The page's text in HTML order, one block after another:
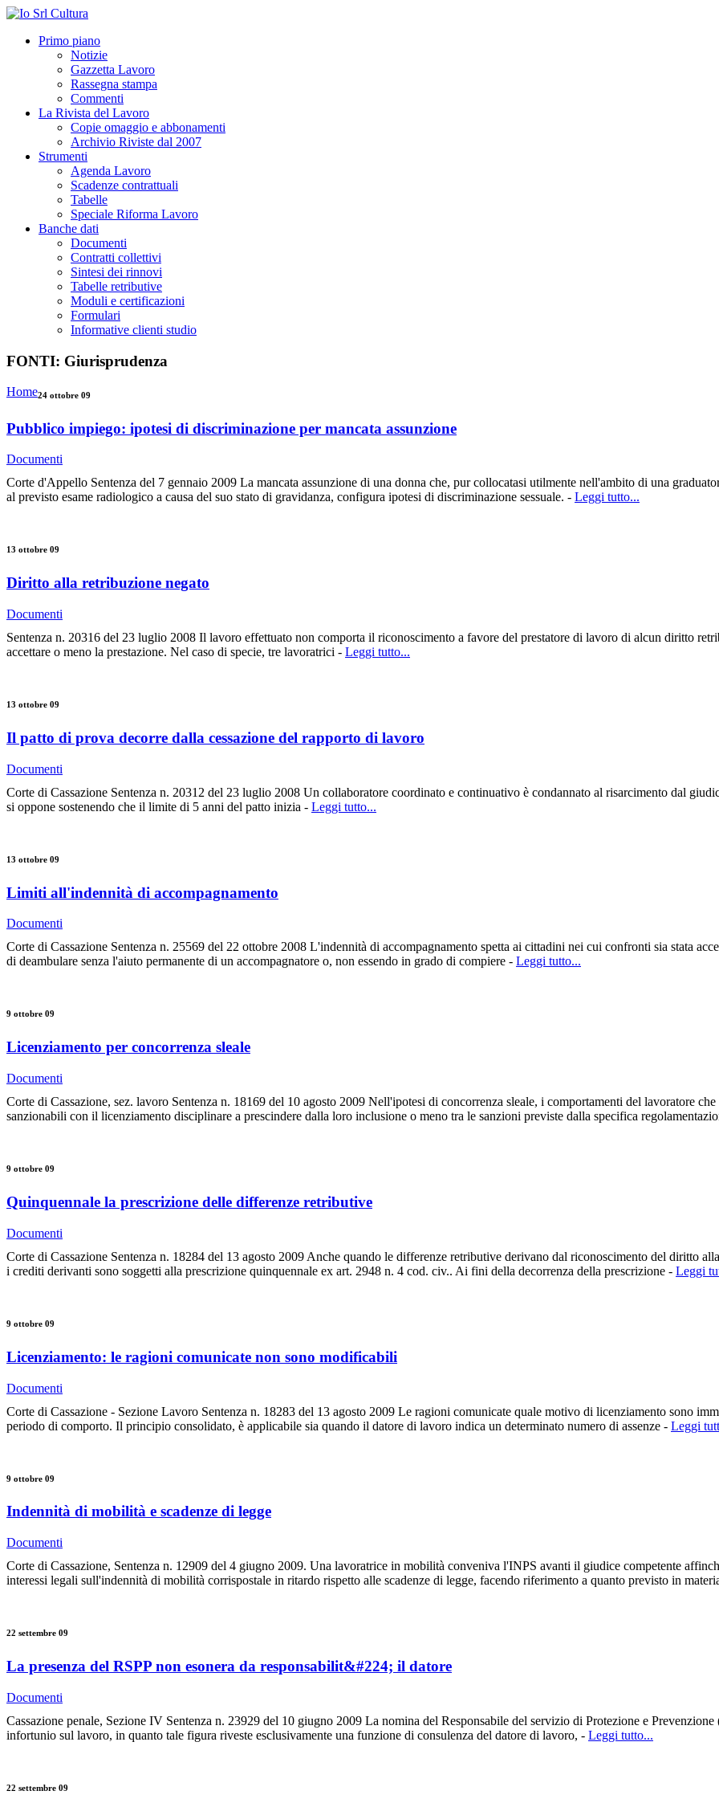
Primo piano
Notizie
Gazzetta Lavoro
Rassegna stampa
Commenti
La Rivista del Lavoro
Copie omaggio e abbonamenti
Archivio Riviste dal 2007
Strumenti
Agenda Lavoro
Scadenze contrattuali
Tabelle
Speciale Riforma Lavoro
Banche dati
Documenti
Contratti collettivi
Sintesi dei rinnovi
Tabelle retributive
Moduli e certificazioni
Formulari
Informative clienti studio
FONTI: Giurisprudenza
Home24 ottobre 09
Pubblico impiego: ipotesi di discriminazione per mancata assunzione
Documenti
Corte d'Appello Sentenza del 7 gennaio 2009 La mancata assunzione di una donna che, pur collocatasi utilmente nell'ambito di una
al previsto esame radiologico a causa del suo stato di gravidanza, configura ipotesi di discriminazione sessuale. - Leggi tutto...
13 ottobre 09
Diritto alla retribuzione negato
Documenti
Sentenza n. 20316 del 23 luglio 2008 Il lavoro effettuato non comporta il riconoscimento a favore del prestatore di lavoro di alcun diritto
accettare o meno la prestazione. Nel caso di specie, tre lavoratrici - Leggi tutto...
13 ottobre 09
Il patto di prova decorre dalla cessazione del rapporto di lavoro
Documenti
Corte di Cassazione Sentenza n. 20312 del 23 luglio 2008 Un collaboratore coordinato e continuativo è condannato al risarcimento dal
si oppone sostenendo che il limite di 5 anni del patto inizia - Leggi tutto...
13 ottobre 09
Limiti all'indennità di accompagnamento
Documenti
Corte di Cassazione Sentenza n. 25569 del 22 ottobre 2008 L'indennità di accompagnamento spetta ai cittadini nei cui confronti sia stata
di deambulare senza l'aiuto permanente di un accompagnatore o, non essendo in grado di compiere - Leggi tutto...
9 ottobre 09
Licenziamento per concorrenza sleale
Documenti
Corte di Cassazione, sez. lavoro Sentenza n. 18169 del 10 agosto 2009 Nell'ipotesi di concorrenza sleale, i comportamenti del lavoratore
sanzionabili con il licenziamento disciplinare a prescindere dalla loro inclusione o meno tra le sanzioni previste dalla specifica
9 ottobre 09
Quinquennale la prescrizione delle differenze retributive
Documenti
Corte di Cassazione Sentenza n. 18284 del 13 agosto 2009 Anche quando le differenze retributive derivano dal riconoscimento del diritto
i crediti derivanti sono soggetti alla prescrizione quinquennale ex art. 2948 n. 4 cod. civ.. Ai fini della decorrenza della prescrizione - Leggi
9 ottobre 09
Licenziamento: le ragioni comunicate non sono modificabili
Documenti
Corte di Cassazione - Sezione Lavoro Sentenza n. 18283 del 13 agosto 2009 Le ragioni comunicate quale motivo di licenziamento sono
periodo di comporto. Il principio consolidato, è applicabile sia quando il datore di lavoro indica un determinato numero di assenze - Leggi
9 ottobre 09
Indennità di mobilità e scadenze di legge
Documenti
Corte di Cassazione, Sentenza n. 12909 del 4 giugno 2009. Una lavoratrice in mobilità conveniva l'INPS avanti il giudice competente
interessi legali sull'indennità di mobilità corrispostale in ritardo rispetto alle scadenze di legge, facendo riferimento a quanto previsto in
22 settembre 09
La presenza del RSPP non esonera da responsabilit&#224; il datore
Documenti
Cassazione penale, Sezione IV Sentenza n. 23929 del 10 giugno 2009 La nomina del Responsabile del servizio di Protezione e
infortunio sul lavoro, in quanto tale figura riveste esclusivamente una funzione di consulenza del datore di lavoro, - Leggi tutto...
22 settembre 09